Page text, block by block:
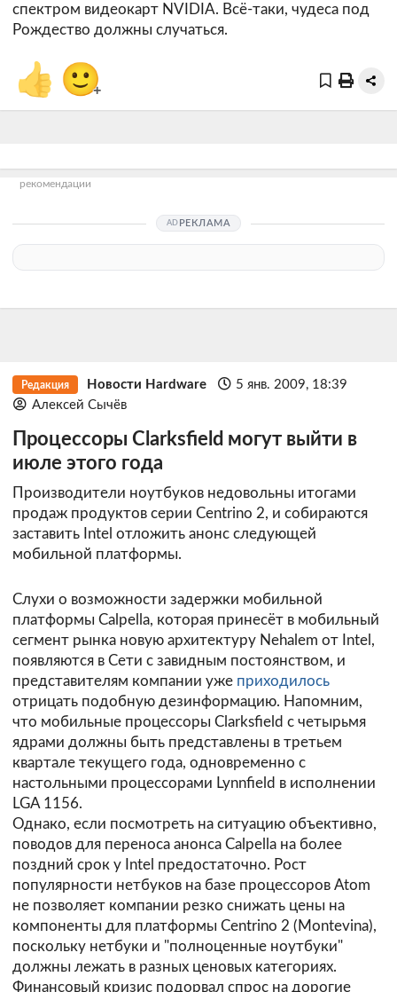
спектром видеокарт NVIDIA. Всё-таки, чудеса под
Рождество должны случаться.
👍 🙂
+
рекомендации
РЕКЛАМА
Редакция Новости Hardware
5 янв. 2009, 18:39
Алексей Сычёв
Процессоры Clarksfield могут выйти в
июле этого года
Производители ноутбуков недовольны итогами
продаж продуктов серии Centrino 2, и собираются
заставить Intel отложить анонс следующей
мобильной платформы.
Слухи о возможности задержки мобильной
платформы Calpella, которая принесёт в мобильный
сегмент рынка новую архитектуру Nehalem от Intel,
появляются в Сети с завидным постоянством, и
представителям компании уже приходилось
отрицать подобную дезинформацию. Напомним,
что мобильные процессоры Clarksfield с четырьмя
ядрами должны быть представлены в третьем
квартале текущего года, одновременно с
настольными процессорами Lynnfield в исполнении
LGA 1156.
Однако, если посмотреть на ситуацию объективно,
поводов для переноса анонса Calpella на более
поздний срок у Intel предостаточно. Рост
популярности нетбуков на базе процессоров Atom
не позволяет компании резко снижать цены на
компоненты для платформы Centrino 2 (Montevina),
поскольку нетбуки и "полноценные ноутбуки"
должны лежать в разных ценовых категориях.
Финансовый кризис подорвал спрос на дорогие